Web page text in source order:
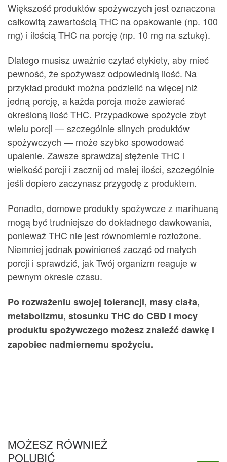
Większość produktów spożywczych jest oznaczona
całkowitą zawartością THC na opakowanie (np. 100
mg) i ilością THC na porcję (np. 10 mg na sztukę).
Dlatego musisz uważnie czytać etykiety, aby mieć
pewność, że spożywasz odpowiednią ilość. Na
przykład produkt można podzielić na więcej niż
jedną porcję, a każda porcja może zawierać
określoną ilość THC. Przypadkowe spożycie zbyt
wielu porcji — szczególnie silnych produktów
spożywczych — może szybko spowodować
upalenie. Zawsze sprawdzaj stężenie THC i
wielkość porcji i zacznij od małej ilości, szczególnie
jeśli dopiero zaczynasz przygodę z produktem.
Ponadto, domowe produkty spożywcze z marihuaną
mogą być trudniejsze do dokładnego dawkowania,
ponieważ THC nie jest równomiernie rozłożone.
Niemniej jednak powinieneś zacząć od małych
porcji i sprawdzić, jak Twój organizm reaguje w
pewnym okresie czasu.
Po rozważeniu swojej tolerancji, masy ciała,
metabolizmu, stosunku THC do CBD i mocy
produktu spożywczego możesz znaleźć dawkę i
zapobiec nadmiernemu spożyciu.
MOŻESZ RÓWNIEŻ
POLUBIĆ